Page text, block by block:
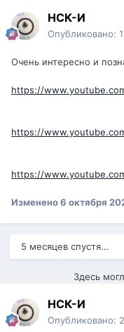
НСК-И
Опубликовано:
Очень интересно и
https://
https://
https://
Изменено6 октября
5 месяцев спустя...
Здесь
НСК-И
Опубликовано: